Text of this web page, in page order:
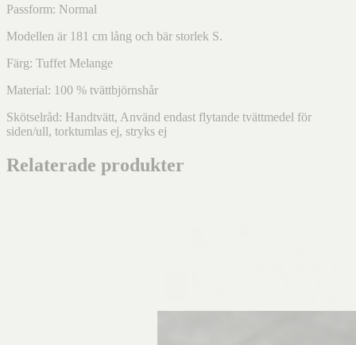
Passform: Normal
Modellen är 181 cm lång och bär storlek S.
Färg: Tuffet Melange
Material: 100 % tvättbjörnshår
Skötselråd: Handtvätt, Använd endast flytande tvättmedel för
siden/ull, torktumlas ej, stryks ej
Relaterade produkter